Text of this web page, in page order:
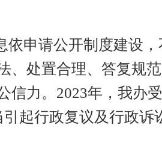
依申请公开制度建设
、处置合理、答复规
信力。2023年，我办
起行政复议及行政诉